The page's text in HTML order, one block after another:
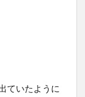
ていたように